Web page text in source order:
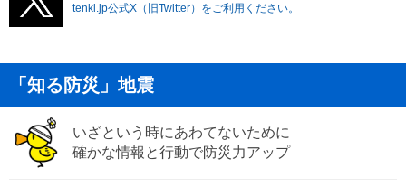
tenki.jp公式X（旧Twitter）をご利用ください。
「知る防災」地震
いざという時にあわてないために
確かな情報と行動で防災力アップ